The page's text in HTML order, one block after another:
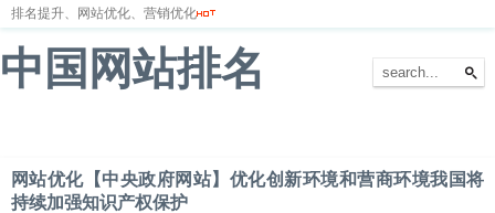
排名提升、网站优化、营销优化
中国网站排名
网站优化【中央政府网站】优化创新环境和营商环境我国将
持续加强知识产权保护